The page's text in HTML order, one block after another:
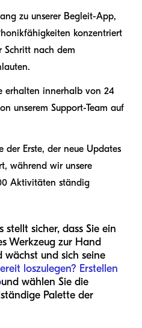
zu unserer Begleit-App,
konzentriert
Schritt nach dem
erhalten innerhalb von 24
unserem Support-Team auf
der Erste, der neue Updates
während wir unsere
Aktivitäten ständig
stellt sicher, dass Sie ein
Werkzeug zur Hand
und sich seine
loszulegen? Erstellen
und wählen Sie die
Palette der